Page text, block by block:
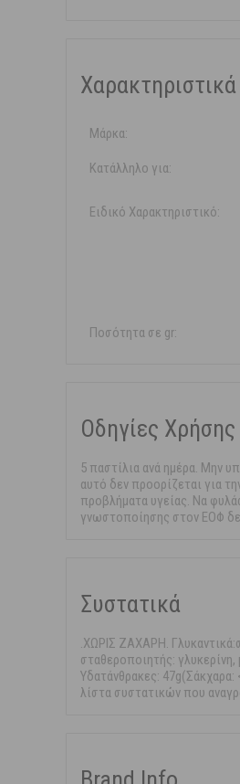
Χαρακτηριστικά
Μάρκα:
Κατάλληλο για:
Ειδικό Χαρακτηριστικό:
Ποσότητα σε gr:
Οδηγίες Χρήσης
5 παστίλια ανά ημέρα. Μην
αυτό δεν προορίζεται για
προβλήματα υγείας. Να
γνωστοποίησης στον ΕΟΦ
Συστατικά
.ΧΩΡΙΣ ΖΑΧΑΡΗ.
σταθεροποιητής:
Υδατάνθρακες:
λίστα συστατικών που